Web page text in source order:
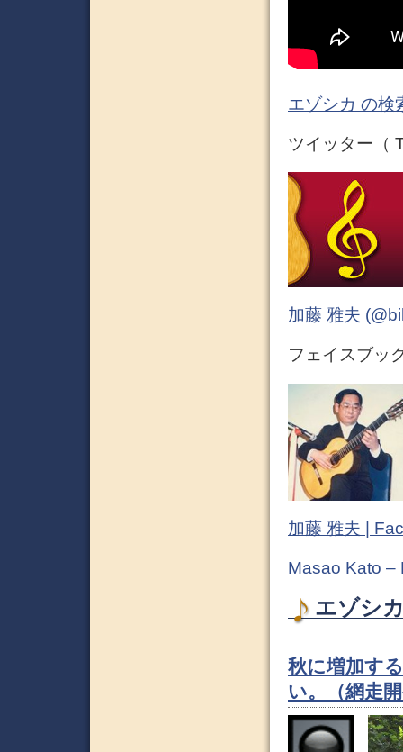
エゾシカ の検
ツイッター（
加藤 雅夫
フェイスブッ
加藤 雅夫 |
Masao Kato –
エゾシ
秋に増加す
い。（網走